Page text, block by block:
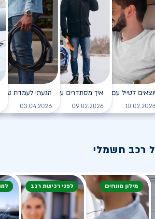
- כל מה שצריך לדעת
לקריאה
יוצאים לטייל עם רכב חשמלי
10.02.2026 לקריאה
איך מסתדרים עם הרכב החשמלי
09.02.2026
הגעתי לעמדת
03.04.2026
רכב חשמלי
מילון מונחים לפני רכישת רכב